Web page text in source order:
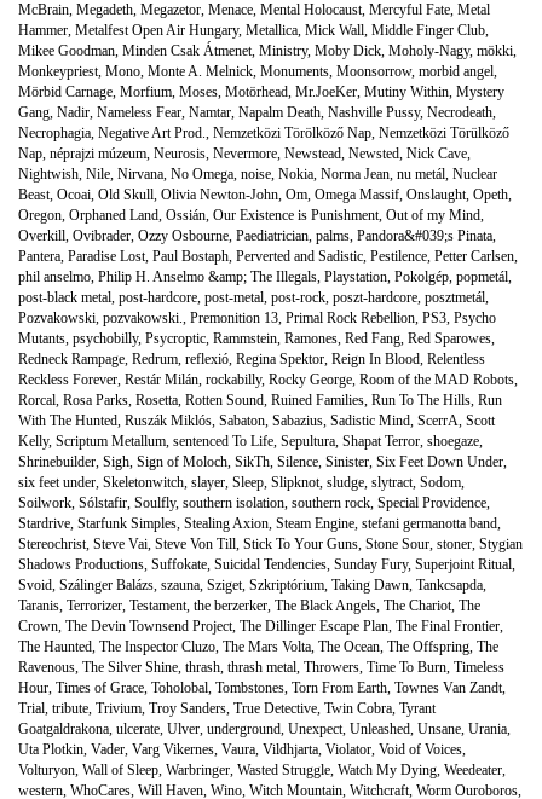
McBrain, Megadeth, Megazetor, Menace, Mental Holocaust, Mercyful Fate, Metal
Hammer, Metalfest Open Air Hungary, Metallica, Mick Wall, Middle Finger Club,
Mikee Goodman, Minden Csak Átmenet, Ministry, Moby Dick, Moholy-Nagy, mökki,
Monkeypriest, Mono, Monte A. Melnick, Monuments, Moonsorrow, morbid angel,
Mörbid Carnage, Morfium, Moses, Motörhead, Mr.JoeKer, Mutiny Within, Mystery
Gang, Nadir, Nameless Fear, Namtar, Napalm Death, Nashville Pussy, Necrodeath,
Necrophagia, Negative Art Prod., Nemzetközi Törölköző Nap, Nemzetközi Törülköző
Nap, néprajzi múzeum, Neurosis, Nevermore, Newstead, Newsted, Nick Cave,
Nightwish, Nile, Nirvana, No Omega, noise, Nokia, Norma Jean, nu metál, Nuclear
Beast, Ocoai, Old Skull, Olivia Newton-John, Om, Omega Massif, Onslaught, Opeth,
Oregon, Orphaned Land, Ossián, Our Existence is Punishment, Out of my Mind,
Overkill, Ovibrader, Ozzy Osbourne, Paediatrician, palms, Pandora&#039;s Pinata,
Pantera, Paradise Lost, Paul Bostaph, Perverted and Sadistic, Pestilence, Petter Carlsen,
phil anselmo, Philip H. Anselmo &amp; The Illegals, Playstation, Pokolgép, popmetál,
post-black metal, post-hardcore, post-metal, post-rock, poszt-hardcore, posztmetál,
Pozvakowski, pozvakowski., Premonition 13, Primal Rock Rebellion, PS3, Psycho
Mutants, psychobilly, Psycroptic, Rammstein, Ramones, Red Fang, Red Sparowes,
Redneck Rampage, Redrum, reflexió, Regina Spektor, Reign In Blood, Relentless
Reckless Forever, Restár Milán, rockabilly, Rocky George, Room of the MAD Robots,
Rorcal, Rosa Parks, Rosetta, Rotten Sound, Ruined Families, Run To The Hills, Run
With The Hunted, Ruszák Miklós, Sabaton, Sabazius, Sadistic Mind, ScerrA, Scott
Kelly, Scriptum Metallum, sentenced To Life, Sepultura, Shapat Terror, shoegaze,
Shrinebuilder, Sigh, Sign of Moloch, SikTh, Silence, Sinister, Six Feet Down Under,
six feet under, Skeletonwitch, slayer, Sleep, Slipknot, sludge, slytract, Sodom,
Soilwork, Sólstafir, Soulfly, southern isolation, southern rock, Special Providence,
Stardrive, Starfunk Simples, Stealing Axion, Steam Engine, stefani germanotta band,
Stereochrist, Steve Vai, Steve Von Till, Stick To Your Guns, Stone Sour, stoner, Stygian
Shadows Productions, Suffokate, Suicidal Tendencies, Sunday Fury, Superjoint Ritual,
Svoid, Szálinger Balázs, szauna, Sziget, Szkriptórium, Taking Dawn, Tankcsapda,
Taranis, Terrorizer, Testament, the berzerker, The Black Angels, The Chariot, The
Crown, The Devin Townsend Project, The Dillinger Escape Plan, The Final Frontier,
The Haunted, The Inspector Cluzo, The Mars Volta, The Ocean, The Offspring, The
Ravenous, The Silver Shine, thrash, thrash metal, Throwers, Time To Burn, Timeless
Hour, Times of Grace, Toholobal, Tombstones, Torn From Earth, Townes Van Zandt,
Trial, tribute, Trivium, Troy Sanders, True Detective, Twin Cobra, Tyrant
Goatgaldrakona, ulcerate, Ulver, underground, Unexpect, Unleashed, Unsane, Urania,
Uta Plotkin, Vader, Varg Vikernes, Vaura, Vildhjarta, Violator, Void of Voices,
Volturyon, Wall of Sleep, Warbringer, Wasted Struggle, Watch My Dying, Weedeater,
western, WhoCares, Will Haven, Wino, Witch Mountain, Witchcraft, Worm Ouroboros,